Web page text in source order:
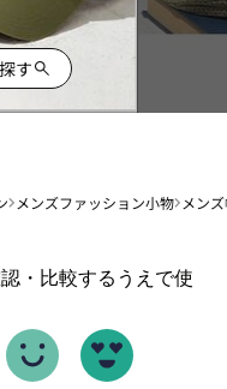
す
メンズファッション小物 メン
・比較するうえで使